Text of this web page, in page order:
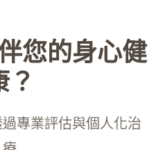
您的身心健
？
專業評估與個人化治